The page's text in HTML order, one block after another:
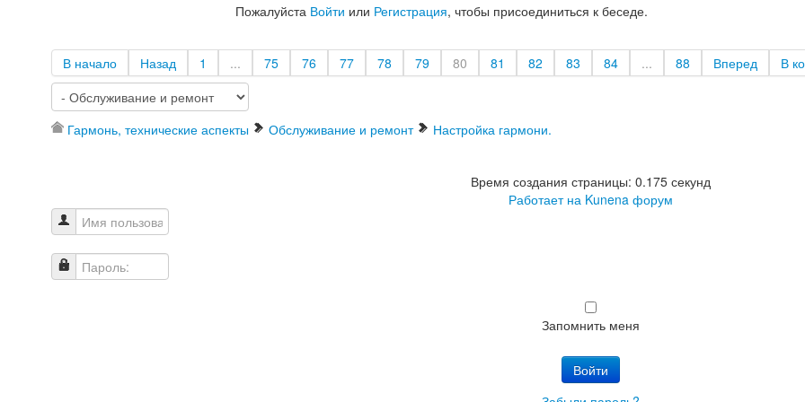
Пожалуйста Войти или Регистрация, чтобы присоединиться к беседе.
В начало Назад 1 ... 75 76 77 78 79 80 81 82 83 84 ... 88 Вперед В
Гармонь, технические аспекты Обслуживание и ремонт Настройка гармони.
Время создания страницы: 0.175 секунд
Работает на Kunena форум
Имя пользователя
Пароль:
Запомнить меня
Войти